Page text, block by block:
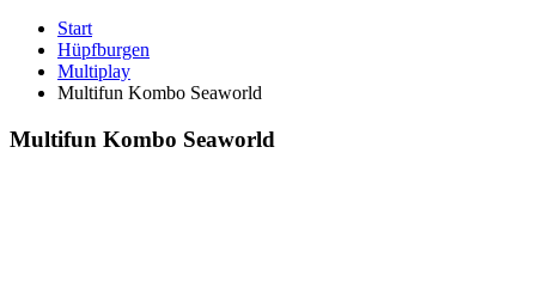
Start
Hüpfburgen
Multiplay
Multifun Kombo Seaworld
Multifun Kombo Seaworld